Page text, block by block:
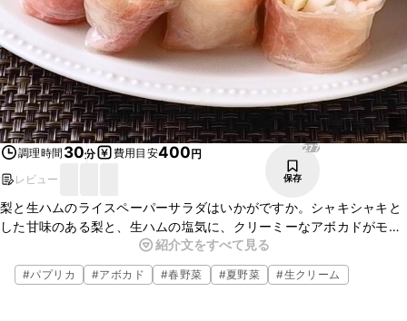
調理時間 30分 費用目安400円
レビュー
277
保存
梨と生ハムのライスペーパーサラダはいかがですか。シャキシャキと
した甘味のある梨と、生ハムの塩気に、クリーミーなアボカドがモチ
モチとしたライスペーパーと合わさり、とってもおいしいですよ。ぜ
ひお試しください。
紹介文をすべて見る
#パプリカ #アボカド #春野菜 #夏野菜 #生クリーム